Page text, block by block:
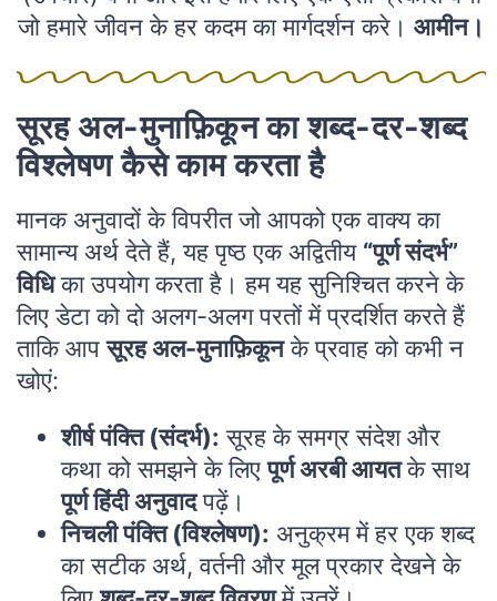
जो हमारे जीवन के हर कदम का मार्गदर्शन करे। आमीन।
सूरह अल-मुनाफ़िकून का शब्द-दर-शब्द
विश्लेषण कैसे काम करता है
मानक अनुवादों के विपरीत जो आपको एक वाक्य का
सामान्य अर्थ देते हैं, यह पृष्ठ एक अद्वितीय “पूर्ण संदर्भ”
विधिका उपयोग करता है। हम यह सुनिश्चित करने के
लिए डेटा को दो अलग-अलग परतों में प्रदर्शित करते हैं
ताकि आपसूरह अल-मुनाफ़िकूनके प्रवाह को कभी न
खोएं:
शीर्ष पंक्ति (संदर्भ): सूरह के समग्र संदेश और
कथा को समझने के लिएपूर्ण अरबी आयतके साथ
पूर्ण हिंदी अनुवादपढ़ें।
निचली पंक्ति (विश्लेषण): अनुक्रम में हर एक शब्द
का सटीक अर्थ, वर्तनी और मूल प्रकार देखने के